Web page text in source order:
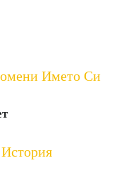
Името Си